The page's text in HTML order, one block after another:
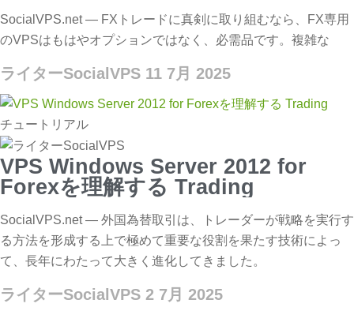
SocialVPS.net — FXトレードに真剣に取り組むなら、FX専用
のVPSはもはやオプションではなく、必需品です。複雑な
ライターSocialVPS 11 7月 2025
チュートリアル
VPS Windows Server 2012 for
Forexを理解する Trading
SocialVPS.net — 外国為替取引は、トレーダーが戦略を実行す
る方法を形成する上で極めて重要な役割を果たす技術によっ
て、長年にわたって大きく進化してきました。
ライターSocialVPS 2 7月 2025